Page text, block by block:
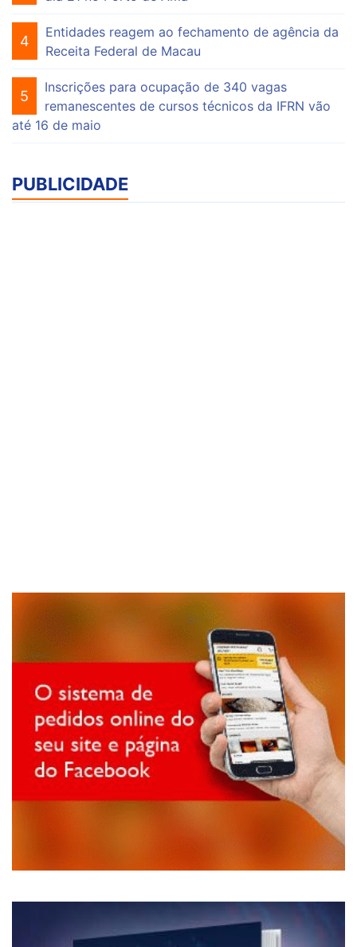
4
Entidades reagem ao fechamento de agência da
Receita Federal de Macau
5
Inscrições para ocupação de 340 vagas
remanescentes de cursos técnicos da IFRN vão
até 16 de maio
PUBLICIDADE